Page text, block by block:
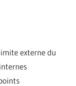
externe du